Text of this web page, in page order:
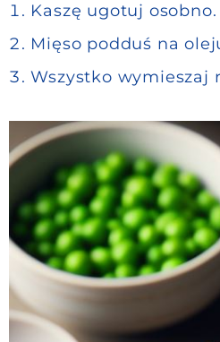
Kaszę ugotuj osobno.
Mięso podduś na
Wszystko wymieszaj